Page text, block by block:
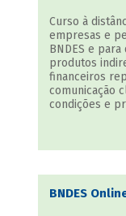
Curso à
empresas e
BNDES e
produtos
financeiros
comunicação
condições e
BNDES